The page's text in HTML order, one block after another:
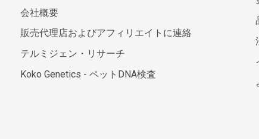
会社概要
販売代理店およびアフィリエイトに連絡
テルミジェン・リサーチ
Koko Genetics - ペットDNA検査